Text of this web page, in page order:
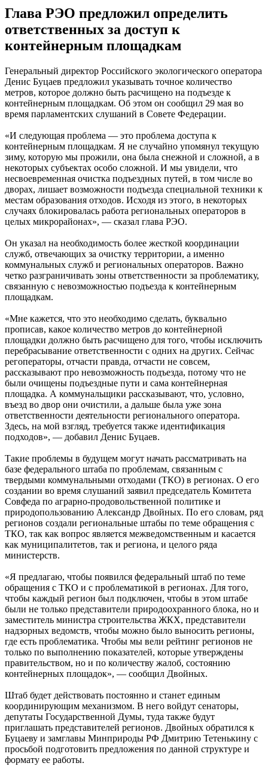
Глава РЭО предложил определить
ответственных за доступ к
контейнерным площадкам
Генеральный директор Российского экологического оператора
Денис Буцаев предложил указывать точное количество
метров, которое должно быть расчищено на подъезде к
контейнерным площадкам. Об этом он сообщил 29 мая во
время парламентских слушаний в Совете Федерации.
«И следующая проблема — это проблема доступа к
контейнерным площадкам. Я не случайно упомянул текущую
зиму, которую мы прожили, она была снежной и сложной, а в
некоторых субъектах особо сложной. И мы увидели, что
несвоевременная очистка подъездных путей, в том числе во
дворах, лишает возможности подъезда специальной техники к
местам образования отходов. Исходя из этого, в некоторых
случаях блокировалась работа региональных операторов в
целых микрорайонах», — сказал глава РЭО.
Он указал на необходимость более жесткой координации
служб, отвечающих за очистку территории, а именно
коммунальных служб и региональных операторов. Важно
четко разграничивать зоны ответственности за проблематику,
связанную с невозможностью подъезда к контейнерным
площадкам.
«Мне кажется, что это необходимо сделать, буквально
прописав, какое количество метров до контейнерной
площадки должно быть расчищено для того, чтобы исключить
перебрасывание ответственности с одних на других. Сейчас
регоператоры, отчасти правда, отчасти не совсем,
рассказывают про невозможность подъезда, потому что не
были очищены подъездные пути и сама контейнерная
площадка. А коммунальщики рассказывают, что, условно,
въезд во двор они очистили, а дальше была уже зона
ответственности деятельности регионального оператора.
Здесь, на мой взгляд, требуется также идентификация
подходов», — добавил Денис Буцаев.
Такие проблемы в будущем могут начать рассматривать на
базе федерального штаба по проблемам, связанным с
твердыми коммунальными отходами (ТКО) в регионах. О его
создании во время слушаний заявил председатель Комитета
Совфеда по аграрно-продовольственной политике и
природопользованию Александр Двойных. По его словам, ряд
регионов создали региональные штабы по теме обращения с
ТКО, так как вопрос является межведомственным и касается
как муниципалитетов, так и региона, и целого ряда
министерств.
«Я предлагаю, чтобы появился федеральный штаб по теме
обращения с ТКО и с проблематикой в регионах. Для того,
чтобы каждый регион был подключен, чтобы в этом штабе
были не только представители природоохранного блока, но и
заместитель министра строительства ЖКХ, представители
надзорных ведомств, чтобы можно было выносить регионы,
где есть проблематика. Чтобы мы вели рейтинг регионов не
только по выполнению показателей, которые утверждены
правительством, но и по количеству жалоб, состоянию
контейнерных площадок», — сообщил Двойных.
Штаб будет действовать постоянно и станет единым
координирующим механизмом. В него войдут сенаторы,
депутаты Государственной Думы, туда также будут
приглашать представителей регионов. Двойных обратился к
Буцаеву и замглавы Минприроды РФ Дмитрию Тетенькину с
просьбой подготовить предложения по данной структуре и
формату ее работы.